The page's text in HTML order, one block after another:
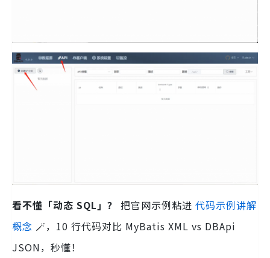
看不懂「动态 SQL」？ 把官网示例粘进 代码示例讲解
概念 🪄，10 行代码对比 MyBatis XML vs DBApi
JSON，秒懂！